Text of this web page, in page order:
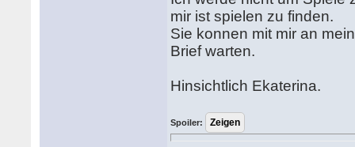
mir ist spielen zu finden.
Sie konnen mit mir an
Brief warten.
Hinsichtlich Ekaterina.
Spoiler: